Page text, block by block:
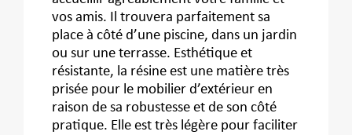
vos amis. Il trouvera parfaitement sa
place à côté d’une piscine, dans un jardin
ou sur une terrasse. Esthétique et
résistante, la résine est une matière très
prisée pour le mobilier d’extérieur en
raison de sa robustesse et de son côté
pratique. Elle est très légère pour faciliter